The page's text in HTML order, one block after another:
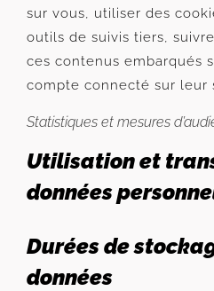
sur vous, utiliser des
outils de suivis tiers,
ces contenus embarqués
compte connecté sur leur
Statistiques et mesures
Utilisation et
données
Durées de
données